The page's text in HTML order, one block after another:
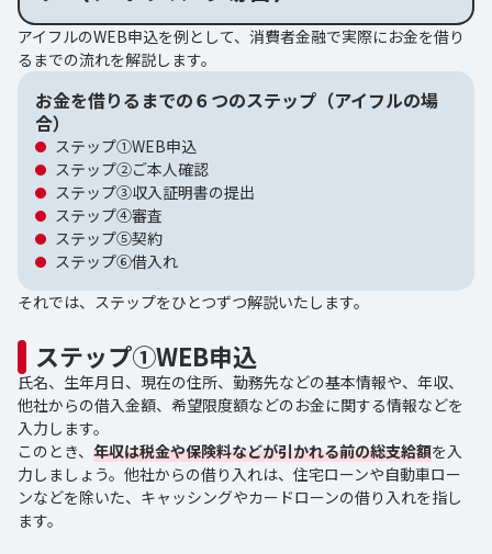
アイフルのWEB申込を例として、消費者金融で実際にお金を借り
るまでの流れを解説します。
お金を借りるまでの６つのステップ（アイフルの場
合）
ステップ①WEB申込
ステップ②ご本人確認
ステップ③収入証明書の提出
ステップ④審査
ステップ⑤契約
ステップ⑥借入れ
それでは、ステップをひとつずつ解説いたします。
ステップ①WEB申込
氏名、生年月日、現在の住所、勤務先などの基本情報や、年収、
他社からの借入金額、希望限度額などのお金に関する情報などを
入力します。
このとき、 年収は税金や保険料などが引かれる前の総支給額を入
力しましょう。他社からの借り入れは、住宅ローンや自動車ロー
ンなどを除いた、キャッシングやカードローンの借り入れを指し
ます。